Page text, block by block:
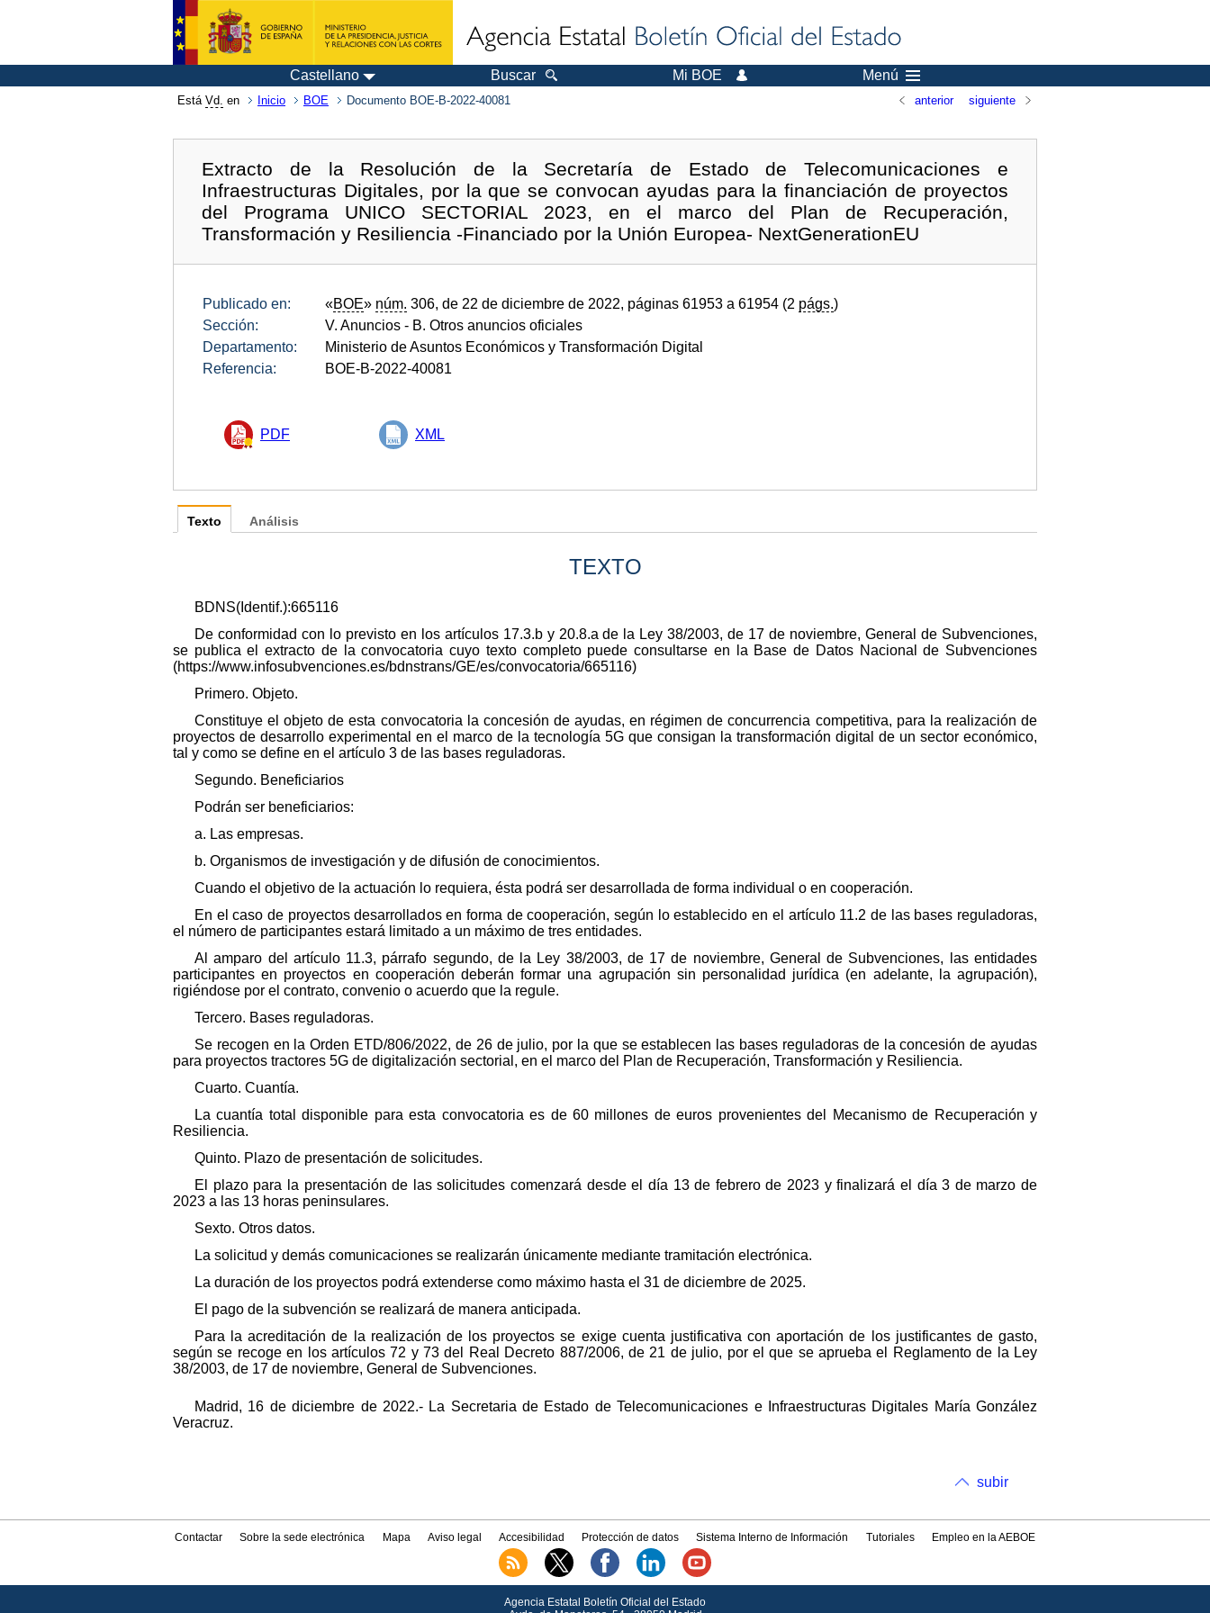
Castellano Buscar Mi BOE Menú
Está Vd. en Inicio BOE Documento BOE-B-2022-40081 anterior siguiente
Extracto de la Resolución de la Secretaría de Estado de Telecomunicaciones e
Infraestructuras Digitales, por la que se convocan ayudas para la financiación de proyectos
del Programa UNICO SECTORIAL 2023, en el marco del Plan de Recuperación,
Transformación y Resiliencia -Financiado por la Unión Europea- NextGenerationEU
Publicado en: «BOE» núm. 306, de 22 de diciembre de 2022, páginas 61953 a 61954 (2 págs.)
Sección:
V. Anuncios - B. Otros anuncios oficiales
Departamento:
Ministerio de Asuntos Económicos y Transformación Digital
Referencia:
BOE-B-2022-40081
PDF XML
Texto
TEXTO
BDNS(Identif.):665116
De conformidad con lo previsto en los artículos 17.3.b y 20.8.a de la Ley 38/2003, de 17 de noviembre, General de Subvenciones,
se publica el extracto de la convocatoria cuyo texto completo puede consultarse en la Base de Datos Nacional de Subvenciones
(https://www.infosubvenciones.es/bdnstrans/GE/es/convocatoria/665116)
Primero. Objeto.
Constituye el objeto de esta convocatoria la concesión de ayudas, en régimen de concurrencia competitiva, para la realización de
proyectos de desarrollo experimental en el marco de la tecnología 5G que consigan la transformación digital de un sector económico,
tal y como se define en el artículo 3 de las bases reguladoras.
Segundo. Beneficiarios
Podrán ser beneficiarios:
a. Las empresas.
b. Organismos de investigación y de difusión de conocimientos.
Cuando el objetivo de la actuación lo requiera, ésta podrá ser desarrollada de forma individual o en cooperación.
En el caso de proyectos desarrollados en forma de cooperación, según lo establecido en el artículo 11.2 de las bases reguladoras,
el número de participantes estará limitado a un máximo de tres entidades.
Al amparo del artículo 11.3, párrafo segundo, de la Ley 38/2003, de 17 de noviembre, General de Subvenciones, las entidades
participantes en proyectos en cooperación deberán formar una agrupación sin personalidad jurídica (en adelante, la agrupación),
rigiéndose por el contrato, convenio o acuerdo que la regule.
Tercero. Bases reguladoras.
Se recogen en la Orden ETD/806/2022, de 26 de julio, por la que se establecen las bases reguladoras de la concesión de ayudas
para proyectos tractores 5G de digitalización sectorial, en el marco del Plan de Recuperación, Transformación y Resiliencia.
Cuarto. Cuantía.
La cuantía total disponible para esta convocatoria es de 60 millones de euros provenientes del Mecanismo de Recuperación y
Resiliencia.
Quinto. Plazo de presentación de solicitudes.
El plazo para la presentación de las solicitudes comenzará desde el día 13 de febrero de 2023 y finalizará el día 3 de marzo de
2023 a las 13 horas peninsulares.
Sexto. Otros datos.
La solicitud y demás comunicaciones se realizarán únicamente mediante tramitación electrónica.
La duración de los proyectos podrá extenderse como máximo hasta el 31 de diciembre de 2025.
El pago de la subvención se realizará de manera anticipada.
Para la acreditación de la realización de los proyectos se exige cuenta justificativa con aportación de los justificantes de gasto,
según se recoge en los artículos 72 y 73 del Real Decreto 887/2006, de 21 de julio, por el que se aprueba el Reglamento de la Ley
38/2003, de 17 de noviembre, General de Subvenciones.
Madrid, 16 de diciembre de 2022.- La Secretaria de Estado de Telecomunicaciones e Infraestructuras Digitales María González
Veracruz.
Análisis
subir
Contactar Sobre la sede electrónica Mapa Aviso legal Accesibilidad Protección de datos Sistema Interno de Información Tutoriales Empleo en la AEBOE
Agencia Estatal Boletín Oficial del Estado